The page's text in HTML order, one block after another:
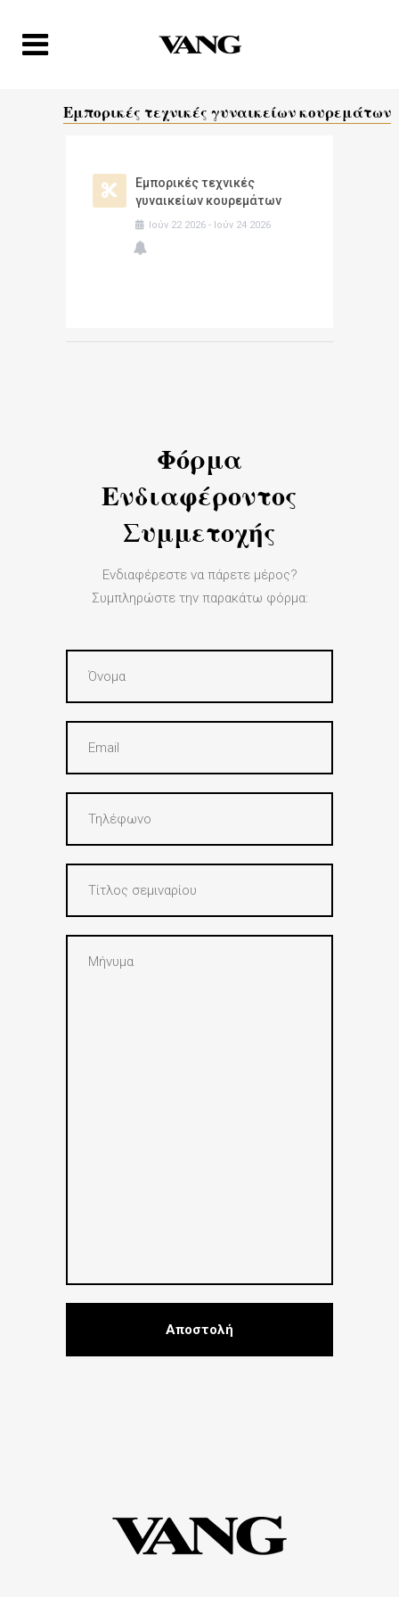
Εμπορικές τεχνικές γυναικείων κουρεμάτων
Εμπορικές τεχνικές
γυναικείων κουρεμάτων
Ιούν 22 2026 - Ιούν 24 2026
Φόρμα
Ενδιαφέροντος
Συμμετοχής
Ενδιαφέρεστε να πάρετε μέρος?
Συμπληρώστε την παρακάτω φόρμα: